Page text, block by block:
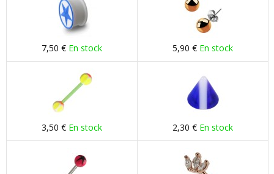
7,50 € En stock 5,90 € En stock
3,50 € En stock 2,30 € En stock